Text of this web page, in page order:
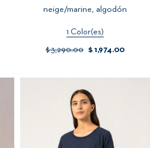
neige/marine, algodón
1 Color(es)
$ 3,290.00 $ 1,974.00